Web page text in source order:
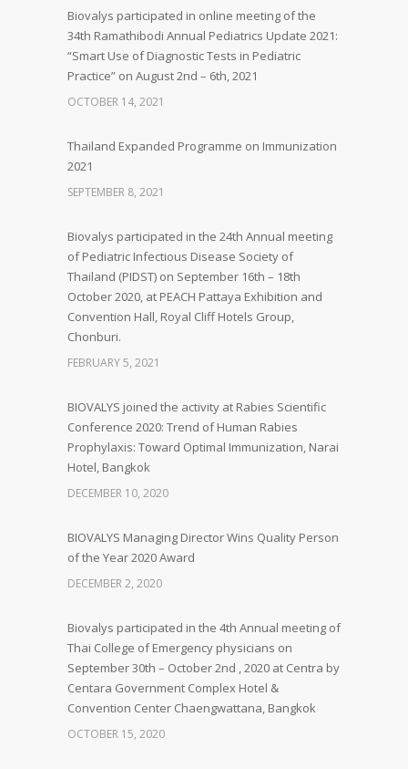
Biovalys participated in online meeting of the
34th Ramathibodi Annual Pediatrics Update 2021:
“Smart Use of Diagnostic Tests in Pediatric
Practice” on August 2nd – 6th, 2021
OCTOBER 14, 2021
Thailand Expanded Programme on Immunization
2021
SEPTEMBER 8, 2021
Biovalys participated in the 24th Annual meeting
of Pediatric Infectious Disease Society of
Thailand (PIDST) on September 16th – 18th
October 2020, at PEACH Pattaya Exhibition and
Convention Hall, Royal Cliff Hotels Group,
Chonburi.
FEBRUARY 5, 2021
BIOVALYS joined the activity at Rabies Scientific
Conference 2020: Trend of Human Rabies
Prophylaxis: Toward Optimal Immunization, Narai
Hotel, Bangkok
DECEMBER 10, 2020
BIOVALYS Managing Director Wins Quality Person
of the Year 2020 Award
DECEMBER 2, 2020
Biovalys participated in the 4th Annual meeting of
Thai College of Emergency physicians on
September 30th – October 2nd , 2020 at Centra by
Centara Government Complex Hotel &
Convention Center Chaengwattana, Bangkok
OCTOBER 15, 2020